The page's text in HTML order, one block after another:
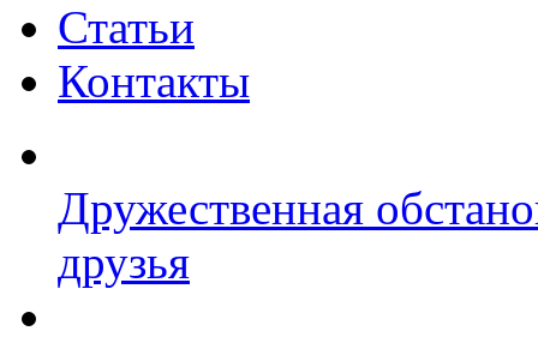
Статьи
Контакты
Дружественная
друзья